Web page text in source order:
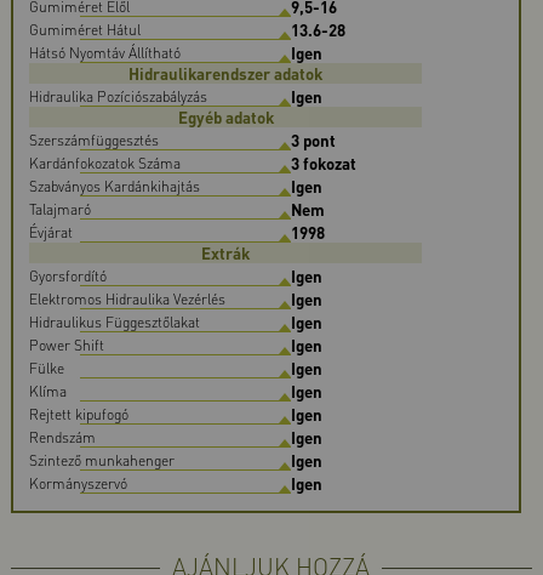
Gumiméret Elől 9,5-16
Gumiméret Hátul 13.6-28
Hátsó Nyomtáv Állítható
Igen
Hidraulikarendszer adatok
Hidraulika Pozíciószabályzás
Igen
Egyéb adatok
Szerszámfüggesztés 3 pont
Kardánfokozatok Száma 3 fokozat
Szabványos Kardánkihajtás Igen
Talajmaró Nem
Évjárat
1998
Extrák
Gyorsfordító Igen
Elektromos Hidraulika Vezérlés Igen
Hidraulikus Függesztőlakat Igen
Power Shift Igen
Fülke Igen
Klíma Igen
Rejtett kipufogó Igen
Rendszám Igen
Szintező munkahenger Igen
Kormányszervó Igen
AJÁNLJUK HOZZÁ